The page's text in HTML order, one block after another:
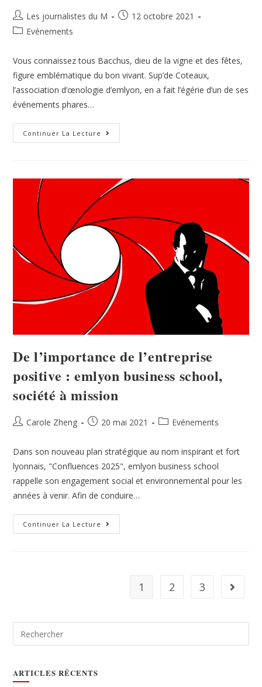
Les journalistes du M
12 octobre 2021
Evénements
Vous connaissez tous Bacchus, dieu de la vigne et des fêtes,
figure emblématique du bon vivant. Sup’de Coteaux,
l’association d’œnologie d’emlyon, en a fait l’égérie d’un de ses
événements phares…
Continuer La Lecture
De l’importance de l’entreprise
positive : emlyon business school,
société à mission
Carole Zheng 20 mai 2021 Evénements
Dans son nouveau plan stratégique au nom inspirant et fort
lyonnais, "Confluences 2025", emlyon business school
rappelle son engagement social et environnemental pour les
années à venir. Afin de conduire…
Continuer La Lecture
1 2 3
ARTICLES RÉCENTS